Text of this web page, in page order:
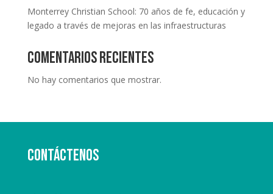
Monterrey Christian School: 70 años de fe, educación y
legado a través de mejoras en las infraestructuras
Comentarios recientes
No hay comentarios que mostrar.
Contáctenos